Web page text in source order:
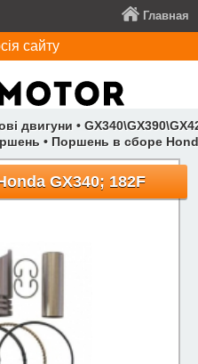
Главная
сайту
двигуни •
• Поршень в сборе
GX340; 182F